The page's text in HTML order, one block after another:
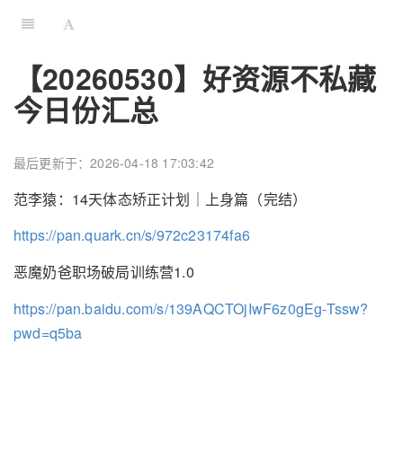
【20260530】好资源不私藏
今日份汇总
最后更新于：2026-04-18 17:03:42
范李猿：14天体态矫正计划｜上身篇（完结）
https://pan.quark.cn/s/972c23174fa6
恶魔奶爸职场破局训练营1.0
https://pan.baidu.com/s/139AQCTOjIwF6z0gEg-Tssw?
pwd=q5ba